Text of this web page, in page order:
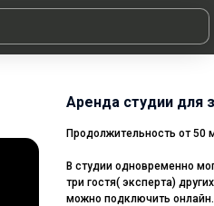
Аренда студии для
Продолжительность от 50
В студии одновременно
три гостя( эксперта)
можно подключить онлайн.